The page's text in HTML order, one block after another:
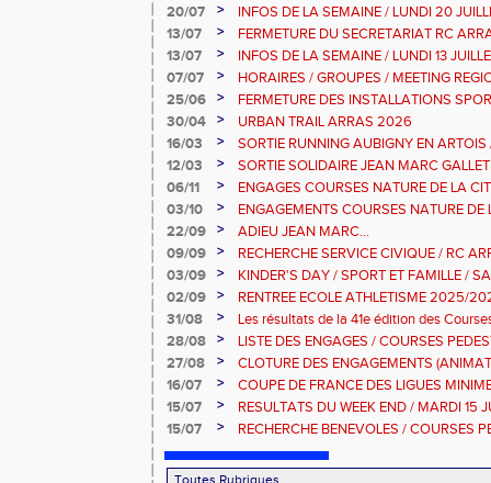
20/07 >
INFOS DE LA SEMAINE / LUNDI 20
13/07
>
FERMETURE DU SECRETARIAT RC
13/07
>
INFOS DE LA SEMAINE / LUNDI 13
07/07
>
HORAIRES / GROUPES / MEETING
25/06
>
FERMETURE DES INSTALLATIONS
30/04
>
URBAN TRAIL ARRAS 2026
16/03
>
SORTIE RUNNING AUBIGNY EN
2026
12/03 >
SORTIE SOLIDAIRE JEAN MARC
2026
06/11 >
ENGAGES COURSES NATURE DE LA
DIMANCHE 9 NOVEMBRE 2025
03/10 >
ENGAGEMENTS COURSES NATURE DE
22/09
>
ADIEU JEAN MARC...
09/09
>
RECHERCHE SERVICE CIVIQUE / RC
03/09
>
KINDER'S DAY / SPORT ET FAMILLE /
2025
02/09 >
RENTREE ECOLE ATHLETISME 2025/
31/08
>
Les résultats de la 41e édition des
Dimanche 31 Aout 2025
28/08 >
LISTE DES ENGAGES / COURSES
10KM-5KM-2KM
27/08 >
CLOTURE DES ENGAGEMENTS
PEDESTRES ARRAS
16/07 >
COUPE DE FRANCE DES LIGUES
JUILLET 2025
15/07 >
RESULTATS DU WEEK END / MARDI 15
15/07
> RECHERCHE BENEVOLES / COURSES